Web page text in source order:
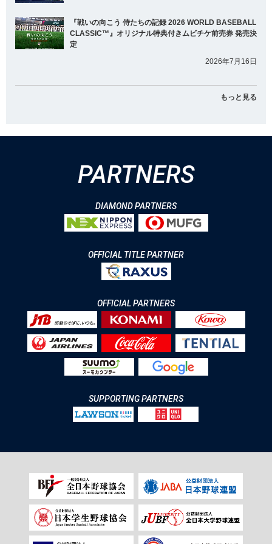
『戦いの向こう 侍たちの記録 2026 WORLD BASEBALL
CLASSIC™』オリジナル特典付きムビチケ前売券 発売決
定
2026年7月16日
もっと見る
PARTNERS
DIAMOND PARTNERS
OFFICIAL TITLE PARTNER
OFFICIAL PARTNERS
SUPPORTING PARTNERS